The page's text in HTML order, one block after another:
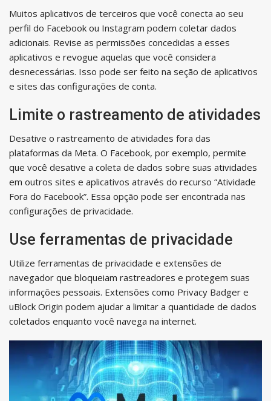
Muitos aplicativos de terceiros que você conecta ao seu
perfil do Facebook ou Instagram podem coletar dados
adicionais. Revise as permissões concedidas a esses
aplicativos e revogue aquelas que você considera
desnecessárias. Isso pode ser feito na seção de aplicativos
e sites das configurações de conta.
Limite o rastreamento de atividades
Desative o rastreamento de atividades fora das
plataformas da Meta. O Facebook, por exemplo, permite
que você desative a coleta de dados sobre suas atividades
em outros sites e aplicativos através do recurso “Atividade
Fora do Facebook”. Essa opção pode ser encontrada nas
configurações de privacidade.
Use ferramentas de privacidade
Utilize ferramentas de privacidade e extensões de
navegador que bloqueiam rastreadores e protegem suas
informações pessoais. Extensões como Privacy Badger e
uBlock Origin podem ajudar a limitar a quantidade de dados
coletados enquanto você navega na internet.